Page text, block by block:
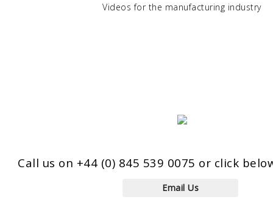
Videos for the manufacturing industry
Call us on +44 (0) 845 539 0075 or click
Email Us